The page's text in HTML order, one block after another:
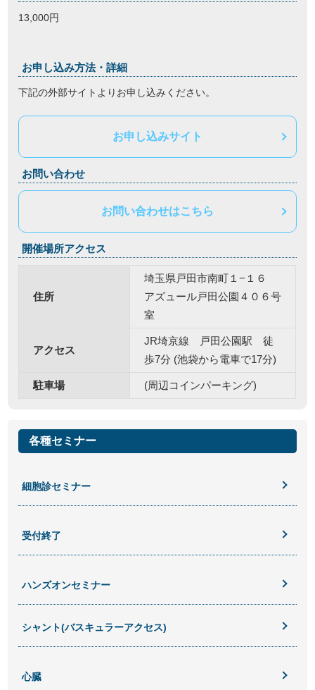
13,000円
お申し込み方法・詳細
下記の外部サイトよりお申し込みください。
お申し込みサイト
お問い合わせ
お問い合わせはこちら
開催場所アクセス
住所
埼玉県戸田市南町１−１６
アズュール戸田公園４０６号
室
アクセス
JR埼京線 戸田公園駅 徒
歩7分 (池袋から電車で17分)
駐車場 (周辺コインパーキング)
各種セミナー
細胞診セミナー
受付終了
ハンズオンセミナー
シャント(バスキュラーアクセス)
心臓